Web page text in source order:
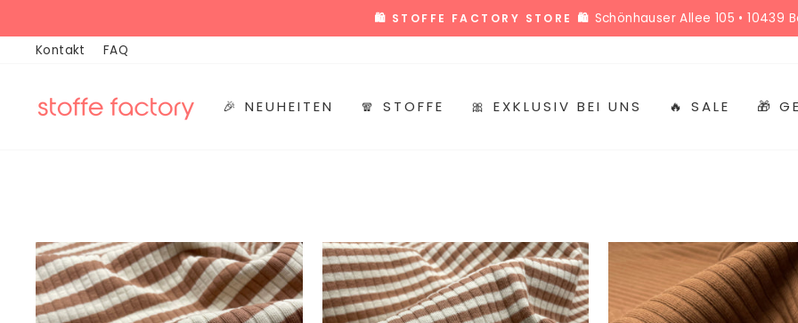
zum
Inhalt
Pause
🛍️ STOFFE FACTORY STORE 🛍️ Schönhauser Allee 105 • 10439
Kontakt
FAQ
🎉 NEUHEITEN 🧣 STOFFE 🎀 EXKLUSIV BEI UNS 🔥 SALE 🎁